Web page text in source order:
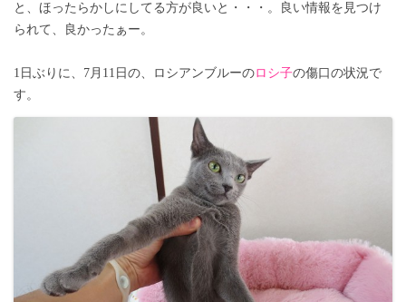
と、ほったらかしにしてる方が良いと・・・。良い情報を見つけ
られて、良かったぁー。
1日ぶりに、7月11日の、ロシアンブルーのロシ子の傷口の状況で
す。